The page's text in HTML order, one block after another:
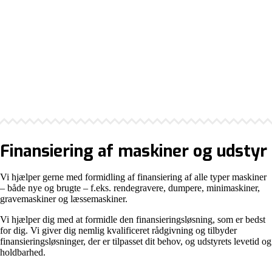
Finansiering af maskiner og udstyr
Vi hjælper gerne med formidling af finansiering af alle typer maskiner
– både nye og brugte – f.eks. rendegravere, dumpere, minimaskiner,
gravemaskiner og læs­semaskiner.
Vi hjælper dig med at formidle den finansieringsløsning, som er bedst
for dig. Vi giver dig nemlig kvalificeret rådgivning og tilbyder
finansieringsløsninger, der er tilpasset dit behov, og udstyrets levetid og
holdbarhed.